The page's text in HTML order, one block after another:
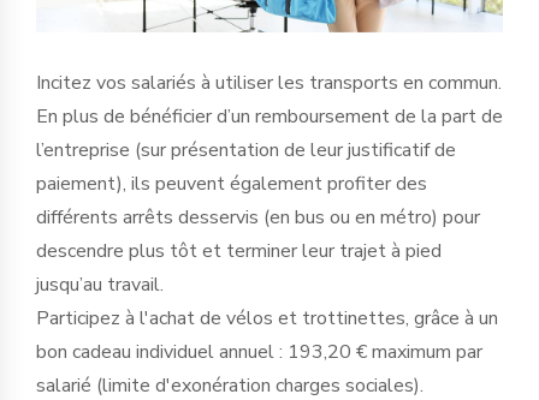
Incitez vos salariés à utiliser les transports en commun.
En plus de bénéficier d’un remboursement de la part de
l’entreprise (sur présentation de leur justificatif de
paiement), ils peuvent également profiter des
différents arrêts desservis (en bus ou en métro) pour
descendre plus tôt et terminer leur trajet à pied
jusqu’au travail.
Participez à l'achat de vélos et trottinettes, grâce à un
bon cadeau individuel annuel : 193,20 € maximum par
salarié (limite d'exonération charges sociales).